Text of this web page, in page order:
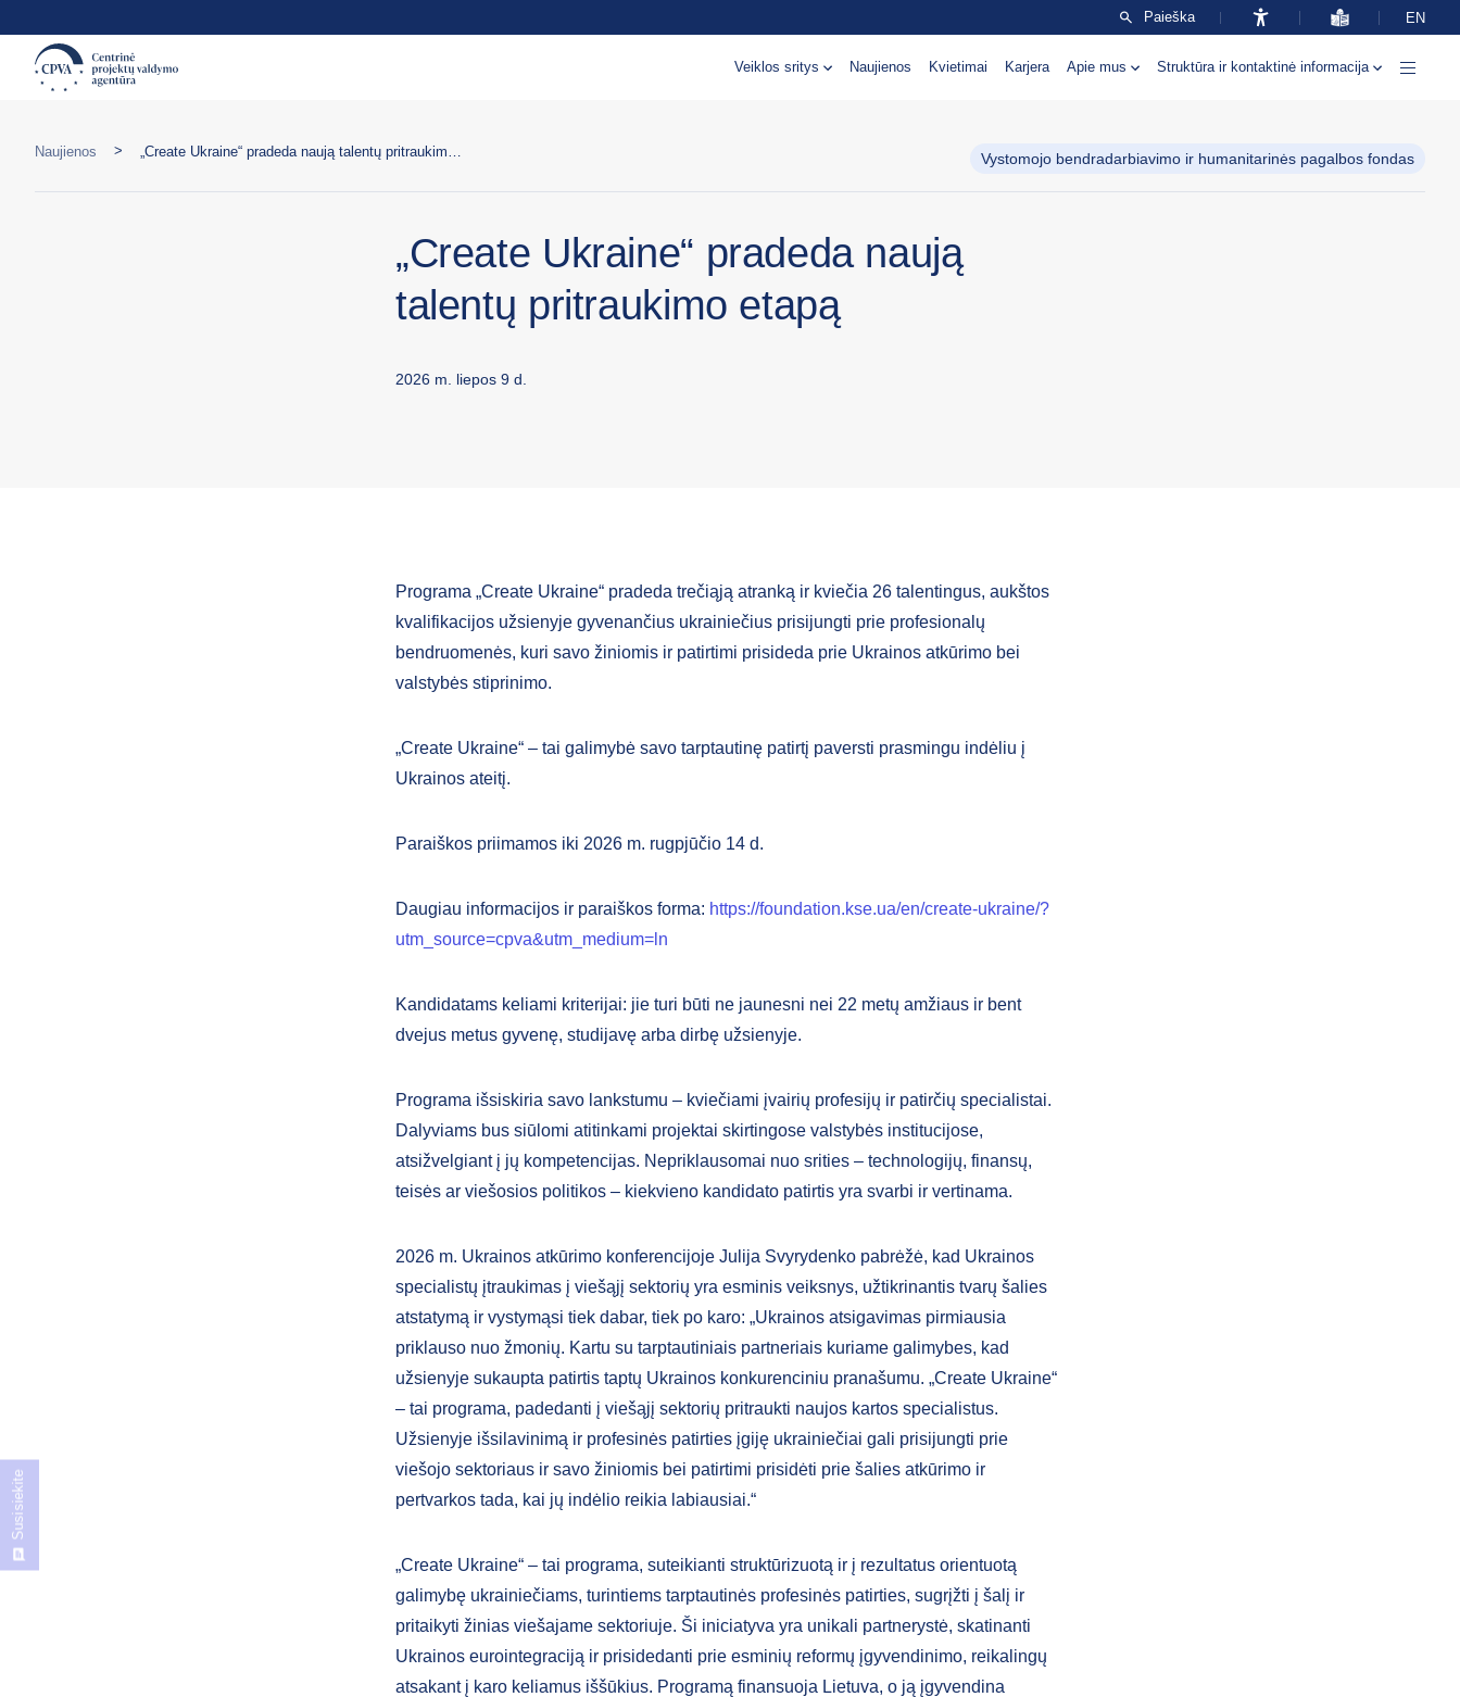
Paieška EN
Veiklos sritys Naujienos Kvietimai Karjera Apie mus Struktūra ir kontaktinė informacija
Naujienos > Vystomojo bendradarbiavimo ir humanitarinės pagalbos fondas
„Create Ukraine“ pradeda naują
talentų pritraukimo etapą
2026 m. liepos 9 d.
Programa „Create Ukraine“ pradeda trečiąją atranką ir kviečia 26 talentingus, aukštos
kvalifikacijos užsienyje gyvenančius ukrainiečius prisijungti prie profesionalų
bendruomenės, kuri savo žiniomis ir patirtimi prisideda prie Ukrainos atkūrimo bei
valstybės stiprinimo.
„Create Ukraine“ – tai galimybė savo tarptautinę patirtį paversti prasmingu indėliu į
Ukrainos ateitį.
Paraiškos priimamos iki 2026 m. rugpjūčio 14 d.
Daugiau informacijos ir paraiškos forma: https://foundation.kse.ua/en/create-ukraine/?
utm_source=cpva&utm_medium=ln
Kandidatams keliami kriterijai: jie turi būti ne jaunesni nei 22 metų amžiaus ir bent
dvejus metus gyvenę, studijavę arba dirbę užsienyje.
Programa išsiskiria savo lankstumu – kviečiami įvairių profesijų ir patirčių specialistai.
Dalyviams bus siūlomi atitinkami projektai skirtingose valstybės institucijose,
atsižvelgiant į jų kompetencijas. Nepriklausomai nuo srities – technologijų, finansų,
teisės ar viešosios politikos – kiekvieno kandidato patirtis yra svarbi ir vertinama.
2026 m. Ukrainos atkūrimo konferencijoje Julija Svyrydenko pabrėžė, kad Ukrainos
specialistų įtraukimas į viešąjį sektorių yra esminis veiksnys, užtikrinantis tvarų šalies
atstatymą ir vystymąsi tiek dabar, tiek po karo: „Ukrainos atsigavimas pirmiausia
priklauso nuo žmonių. Kartu su tarptautiniais partneriais kuriame galimybes, kad
užsienyje sukaupta patirtis taptų Ukrainos konkurenciniu pranašumu. „Create Ukraine“
– tai programa, padedanti į viešąjį sektorių pritraukti naujos kartos specialistus.
Užsienyje išsilavinimą ir profesinės patirties įgiję ukrainiečiai gali prisijungti prie
viešojo sektoriaus ir savo žiniomis bei patirtimi prisidėti prie šalies atkūrimo ir
pertvarkos tada, kai jų indėlio reikia labiausiai.“
„Create Ukraine“ – tai programa, suteikianti struktūrizuotą ir į rezultatus orientuotą
galimybę ukrainiečiams, turintiems tarptautinės profesinės patirties, sugrįžti į šalį ir
pritaikyti žinias viešajame sektoriuje. Ši iniciatyva yra unikali partnerystė, skatinanti
Ukrainos eurointegraciją ir prisidedanti prie esminių reformų įgyvendinimo, reikalingų
atsakant į karo keliamus iššūkius. Programą finansuoja Lietuva, o ją įgyvendina
Susisiekite